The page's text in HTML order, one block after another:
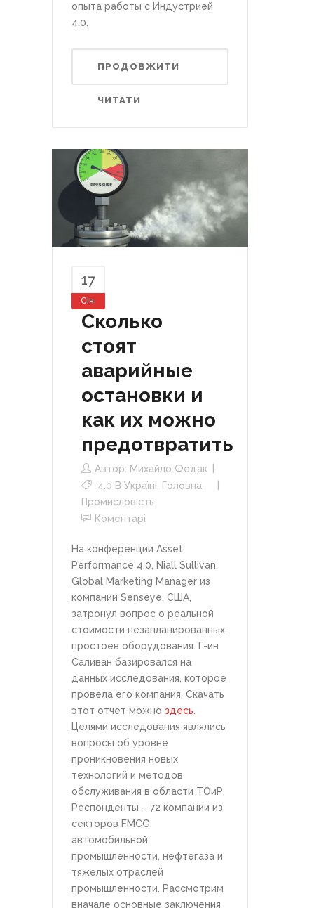
опыта работы с Индустрией
4.0.
ПРОДОВЖИТИ
ЧИТАТИ
17
Січ
Сколько
стоят
аварийные
остановки и
как их можно
предотвратить
Автор: Михайло Федак
4.0 В Україні, Головна,
Промисловість
Коментарі
На конференции Asset
Performance 4.0, Niall Sullivan,
Global Marketing Manager из
компании Senseye, США,
затронул вопрос о реальной
стоимости незапланированных
простоев оборудования. Г-ин
Саливан базировался на
данных исследования, которое
провела его компания. Скачать
этот отчет можно здесь.
Целями исследования являлись
вопросы об уровне
проникновения новых
технологий и методов
обслуживания в области ТОиР.
Респонденты – 72 компании из
секторов FMCG,
автомобильной
промышленности, нефтегаза и
тяжелых отраслей
промышленности. Рассмотрим
вначале основные заключения